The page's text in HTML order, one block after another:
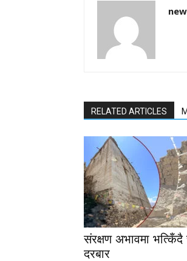
RELATED ARTICLES
संरक्षण अभावमा भत्किँदै
दरबार